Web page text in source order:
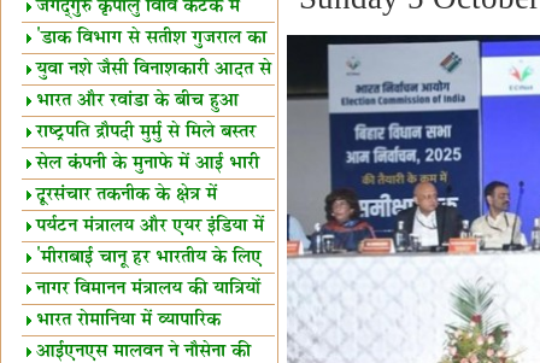
स्थल घोषित
जगद्गुरु कृपालु विवि कटक में
शैक्षिक सत्र शुरू
'डाक विभाग से सतीश गुजराल का
रिश्ता गहरा'
युवा नशे जैसी विनाशकारी आदत से
दूर रहें-मोदी
भारत और रवांडा के बीच हुआ
व्यापार विस्तार
राष्ट्रपति द्रौपदी मुर्मु से मिले बस्तर
के प्रतिनिधि
सेल कंपनी के मुनाफे में आई भारी
उछाल!
दूरसंचार तकनीक के क्षेत्र में
उत्कृष्टता पुरस्कार
पर्यटन मंत्रालय और एयर इंडिया में
समझौता
'मीराबाई चानू हर भारतीय के लिए
प्रेरणा'
नागर विमानन मंत्रालय की यात्रियों
को सलाह
भारत रोमानिया में व्यापारिक
साझेदारियां
आईएनएस मालवन ने नौसेना की